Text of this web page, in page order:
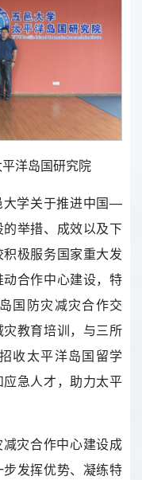
洋岛国研究院
大学关于推进中国—
举措、成效以及下
极服务国家重大发
合作中心建设，特
国防灾减灾合作交
教育培训，与三所
收太平洋岛国留学
急人才，助力太平
灾合作中心建设成
发挥优势、凝练特